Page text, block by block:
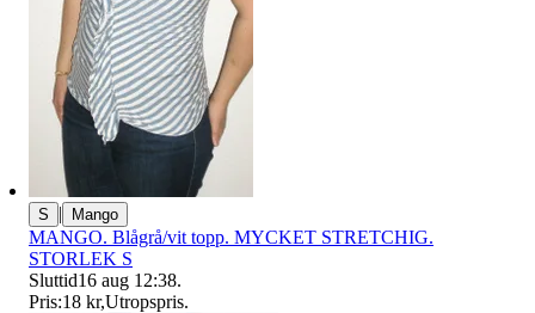
S | Mango
MANGO. Blågrå/vit topp. MYCKET STRETCHIG.
STORLEK S
Sluttid16 aug 12:38.
Pris:18 kr,Utropspris.